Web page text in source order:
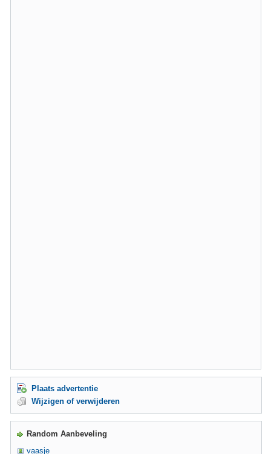
Plaats advertentie
Wijzigen of verwijderen
Random Aanbeveling
vaasje